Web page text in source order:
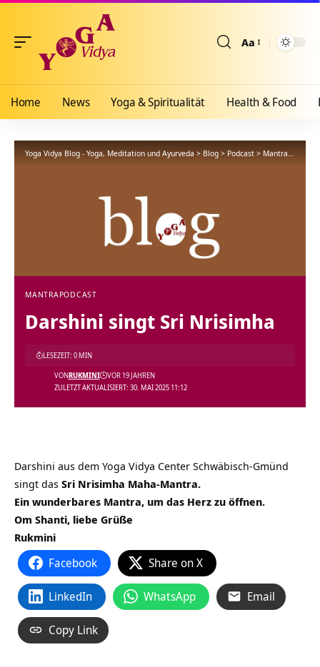
Aa
Home News Yoga & Spiritualität Health & Food
Yoga Vidya Blog - Yoga, Meditation und Ayurveda > Blog > Podcast > Mantra>
MANTRAPODCAST
Darshini singt Sri Nrisimha
ZULETZT AKTUALISIERT: 30. MAI 2025 11:12
VONRUKMINI VOR 19 JAHREN
LESEZEIT: 0 MIN
Darshini aus dem Yoga Vidya Center Schwäbisch-Gmünd
singt das Sri Nrisimha Maha-Mantra.
Ein wunderbares Mantra, um das Herz zu öffnen.
Om Shanti, liebe Grüße
Rukmini
Facebook Share on X
LinkedIn WhatsApp Email
Copy Link